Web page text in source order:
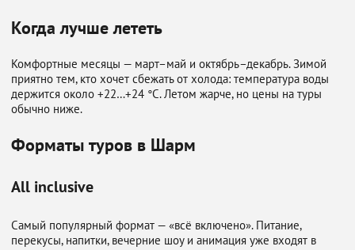
Когда лучше лететь
Комфортные месяцы — март–май и октябрь–декабрь. Зимой
приятно тем, кто хочет сбежать от холода: температура воды
держится около +22…+24 °C. Летом жарче, но цены на туры
обычно ниже.
Форматы туров в Шарм
All inclusive
Самый популярный формат — «всё включено». Питание,
перекусы, напитки, вечерние шоу и анимация уже входят в